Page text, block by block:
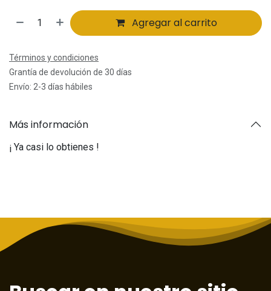
Agregar al carrito
Términos y condiciones
Grantía de devolución de 30 días
Envío: 2-3 días hábiles
Más información
¡ Ya casi lo obtienes !